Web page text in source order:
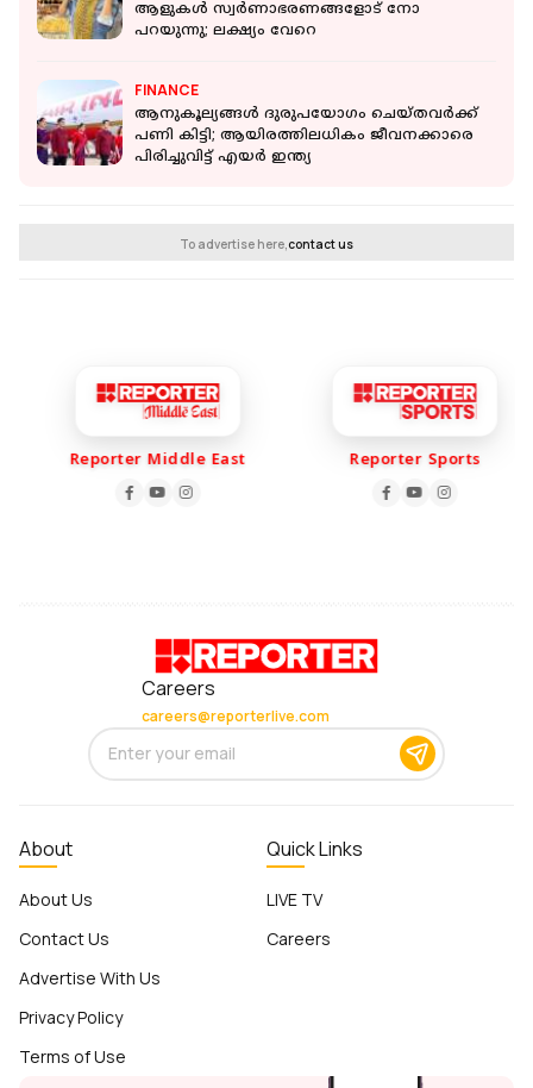
ആളുകള്‍ സ്വർണാഭരണങ്ങളോട് നോ
പറയുന്നു; ലക്ഷ്യം വേറെ
FINANCE
ആനുകൂല്യങ്ങള്‍ ദുരുപയോഗം ചെയ്തവര്‍ക്ക്
പണി കിട്ടി; ആയിരത്തിലധികം ജീവനക്കാരെ
പിരിച്ചുവിട്ട് എയര്‍ ഇന്ത്യ
To advertise here,contact us
Reporter Middle East Reporter Sports
Careers
careers@reporterlive.com
About
About Us
Contact Us
Advertise With Us
Privacy Policy
Terms of Use
Quick Links
LIVE TV
Careers